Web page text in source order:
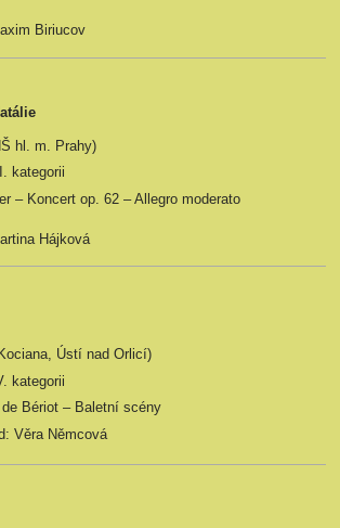
Biriucov
hl. m. Prahy)
kategorii
– Koncert op. 62 – Allegro moderato
Hájková
Ústí nad Orlicí)
kategorii
Bériot – Baletní scény
Věra Němcová